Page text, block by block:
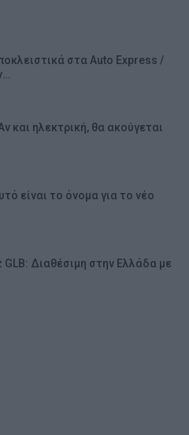
στα Auto Express /
και ηλεκτρική, θα ακούγεται
είναι το όνομα για το νέο
Διαθέσιμη στην Ελλάδα με